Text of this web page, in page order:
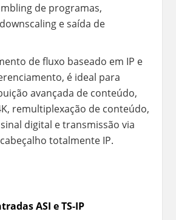
de programas,
e saída de
de fluxo baseado em IP e
é ideal para
avançada de conteúdo,
remultiplexação de conteúdo,
digital e transmissão via
totalmente IP.
ASI e TS-IP